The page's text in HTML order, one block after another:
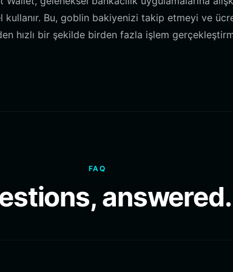
kullanır. Bu, goblin bakiyenizi takip etmeyi ve
hızlı bir şekilde birden fazla işlem
FAQ
answered.